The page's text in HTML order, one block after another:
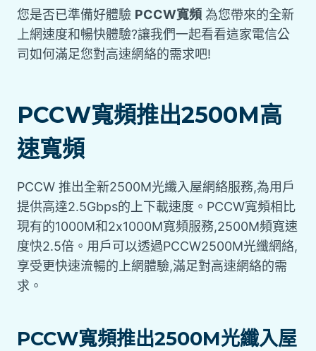
您是否已準備好體驗 PCCW寬頻 為您帶來的全新
上網速度和暢快體驗?讓我們一起看看這家電信公
司如何滿足您對高速網絡的需求吧!
PCCW寬頻推出2500M高
速寬頻
PCCW 推出全新2500M光纖入屋網絡服務,為用戶
提供高達2.5Gbps的上下載速度。PCCW寬頻相比
現有的1000M和2x1000M寬頻服務,2500M頻寬速
度快2.5倍。用戶可以透過PCCW2500M光纖網絡,
享受更快速流暢的上網體驗,滿足對高速網絡的需
求。
PCCW寬頻推出2500M光纖入屋